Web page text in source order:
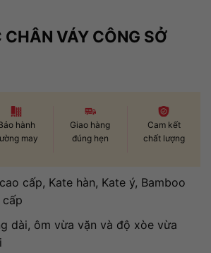
VÁY CÔNG SỞ
hành
may
Giao hàng
đúng hẹn
Cam kết
chất lượng
cấp, Kate hàn, Kate ý, Bamboo
cấp
dài, ôm vừa vặn và độ xòe vừa